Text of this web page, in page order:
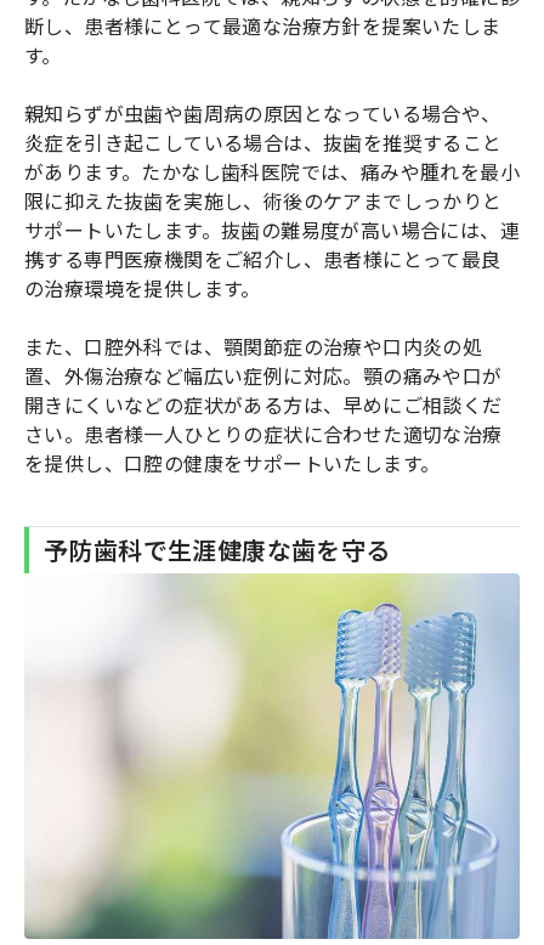
断し、患者様にとって最適な治療方針を提案いたしま
す。
親知らずが虫歯や歯周病の原因となっている場合や、
炎症を引き起こしている場合は、抜歯を推奨すること
があります。たかなし歯科医院では、痛みや腫れを最小
限に抑えた抜歯を実施し、術後のケアまでしっかりと
サポートいたします。抜歯の難易度が高い場合には、連
携する専門医療機関をご紹介し、患者様にとって最良
の治療環境を提供します。
また、口腔外科では、顎関節症の治療や口内炎の処
置、外傷治療など幅広い症例に対応。顎の痛みや口が
開きにくいなどの症状がある方は、早めにご相談くだ
さい。患者様一人ひとりの症状に合わせた適切な治療
を提供し、口腔の健康をサポートいたします。
予防歯科で生涯健康な歯を守る